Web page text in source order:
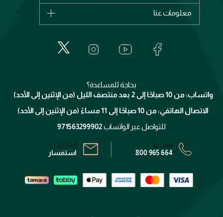
اشترِ بطاقة هدية
بربري
إيف سان لوران
الإرجاع
معلومات عنا
خدمات المعارض
برنامج الولاء ميوز
الشروط و الأحكام
سياسة الخصوصية
بحاجة للمساعدة؟
واتساب: من 10 صباحًا إلى 2 بعد منتصف الليل (من الإثنين إلى الأحد)
الاتصال الهاتفي: من 10 صباحًا إلى 11 مساءً (من الإثنين إلى الأحد)
للتواصل عبر الواتساب 971563299902
اتصل بنا:
800 965 664
أرسل لنا:
استفسار